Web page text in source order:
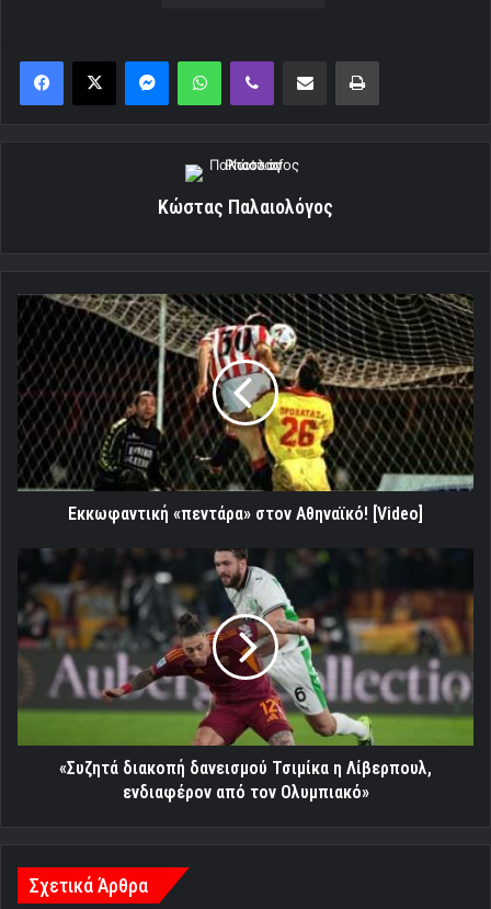
MessengerWhatsAppViber Κοινοποίηση μέσω ηλεκτρονικού ταχυδρομείουΕκτύπωση
Κώστας Παλαιολόγος
Εκκωφαντική
«πεντάρα»
στον
Αθηναϊκό!
[Video]
Εκκωφαντική «πεντάρα» στον Αθηναϊκό! [Video]
«Συζητά
διακοπή
δανεισμού
Τσιμίκα
η
Λίβερπουλ,
ενδιαφέρον
τον
Ολυμπιακό»
«Συζητά διακοπή δανεισμού Τσιμίκα η Λίβερπουλ,
ενδιαφέρον από τον Ολυμπιακό»
Σχετικά Άρθρα